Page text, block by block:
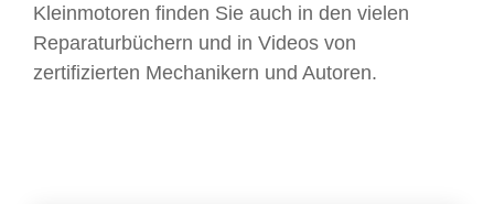
Kleinmotoren finden Sie auch in den vielen
Reparaturbüchern und in Videos von
zertifizierten Mechanikern und Autoren.